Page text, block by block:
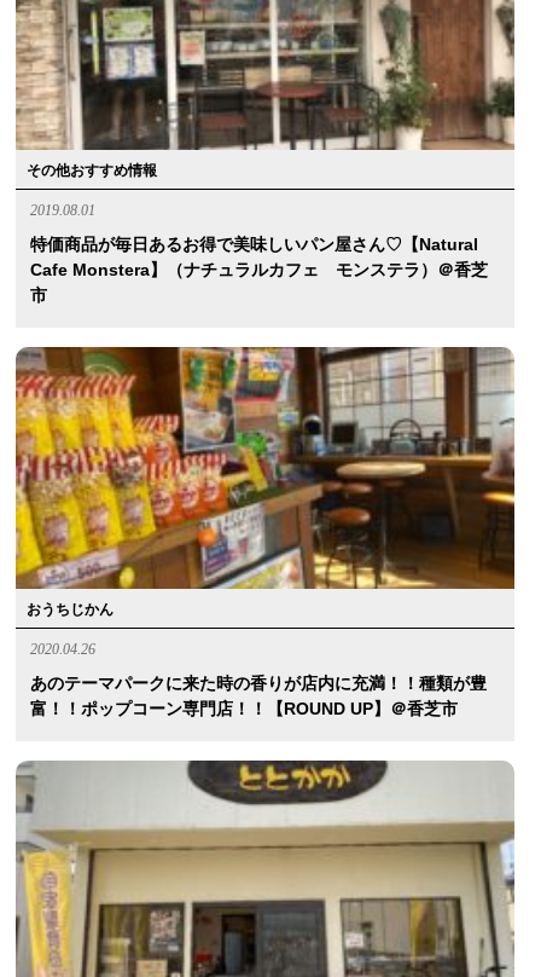
その他おすすめ情報
2019.08.01
特価商品が毎日あるお得で美味しいパン屋さん♡【natural
Cafe Monstera】（ナチュラルカフェ モンステラ）＠香芝
市
おうちじかん
2020.04.26
あのテーマパークに来た時の香りが店内に充満！！種類が豊
富！！ポップコーン専門店！！【ROUND UP】＠香芝市